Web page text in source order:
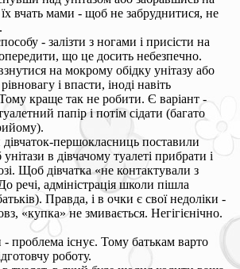
вчать мами - щоб не забруднитися, не
- залізти з ногами і присісти на
що це досить небезпечно.
на мокрому обідку унітазу або
і впасти, іноді навіть
краще так не робити. Є варіант -
папір і потім сідати (багато
першокласниць поставили
в дівчачому туалеті прибрати і
Щоб дівчатка «не контактували з
речі, адміністрація школи пішла
Правда, і в очки є свої недоліки -
«купка» не змивається. Негігієнічно.
- проблема існує. Тому батькам варто
роботу.